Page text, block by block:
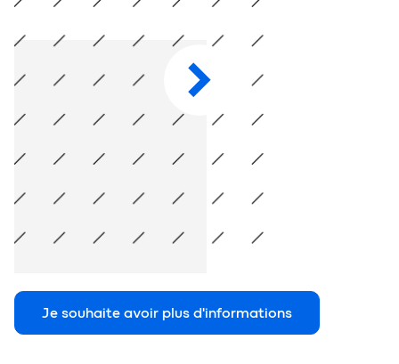
On vous raconte tout ce qu&rsquo;il faut savoir sur
Je souhaite avoir plus d'informations